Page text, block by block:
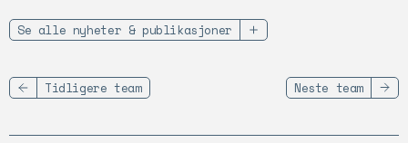
Se alle nyheter & publikasjoner
Tidligere team Neste team